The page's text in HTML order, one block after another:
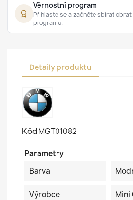
Věrnostní program
Přihlaste se a začněte sbírat
programu.
Detaily produktu
Kód MGT01082
Parametry
Barva
Výrobce Mini